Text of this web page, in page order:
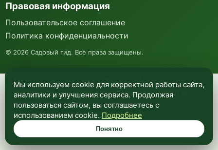
Мы используем куки и Яндекс Метрику для
анализа посещаемости и улучшения работы
сайта. Подробнее —в политике
конфиденциальности.
Понятно
Правовая информация
Пользовательское соглашение
Политика конфиденциальности
© 2026 Садовый гид. Все права защищены.
Мы используем cookie для корректной работы сайта,
аналитики и улучшения сервиса. Продолжая
пользоваться сайтом, вы соглашаетесь с
использованием cookie. Подробнее
Понятно